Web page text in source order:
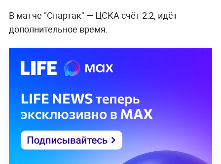
В матче "Спартак" — ЦСКА счёт 2:2, идёт
дополнительное время.